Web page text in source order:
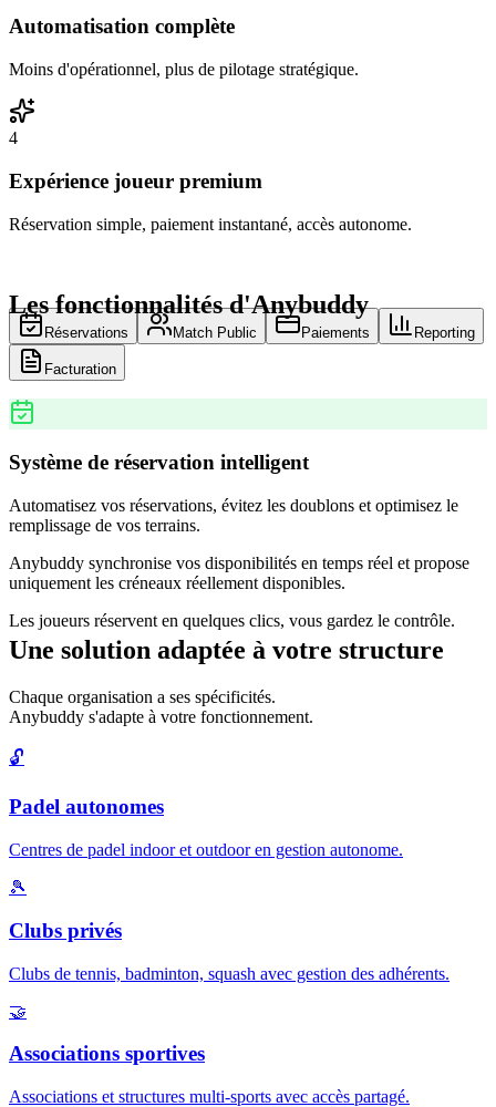
Automatisation complète
Moins d'opérationnel, plus de pilotage stratégique.
4
Expérience joueur premium
Réservation simple, paiement instantané, accès autonome.
Les fonctionnalités d'Anybuddy
Réservations Match Public Paiements Reporting
Facturation
Système de réservation intelligent
Automatisez vos réservations, évitez les doublons et optimisez le
remplissage de vos terrains.
Anybuddy synchronise vos disponibilités en temps réel et propose
uniquement les créneaux réellement disponibles.
Les joueurs réservent en quelques clics, vous gardez le contrôle.
Une solution adaptée à votre structure
Chaque organisation a ses spécificités.
Anybuddy s'adapte à votre fonctionnement.
🔓
Padel autonomes
Centres de padel indoor et outdoor en gestion autonome.
🎾
Clubs privés
Clubs de tennis, badminton, squash avec gestion des adhérents.
🤝
Associations sportives
Associations et structures multi-sports avec accès partagé.